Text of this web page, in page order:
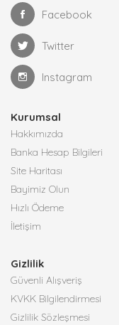
Facebook
Twitter
Instagram
Kurumsal
Hakkımızda
Banka Hesap Bilgileri
Site Haritası
Bayimiz Olun
Hızlı Ödeme
İletişim
Gizlilik
Güvenli Alışveriş
KVKK Bilgilendirmesi
Gizlilik Sözleşmesi